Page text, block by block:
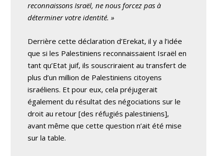
reconnaissons Israël, ne nous forcez pas à
déterminer votre identité. »
Derrière cette déclaration d’Erekat, il y a l’idée
que si les Palestiniens reconnaissaient Israël en
tant qu’Etat juif, ils souscriraient au transfert de
plus d’un million de Palestiniens citoyens
israéliens. Et pour eux, cela préjugerait
également du résultat des négociations sur le
droit au retour [des réfugiés palestiniens],
avant même que cette question n’ait été mise
sur la table.